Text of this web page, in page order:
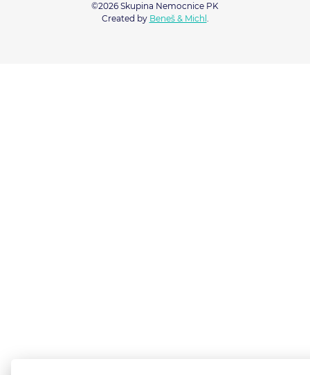
©2026 Skupina Nemocnice PK
Created by Beneš & Michl .